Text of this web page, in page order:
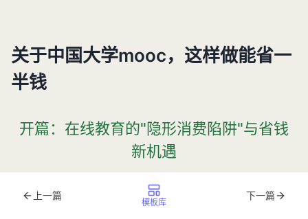
关于中国大学mooc，这样做能省一
半钱
开篇：在线教育的"隐形消费陷阱"与省钱
新机遇
2024 年在线教育用户年均学习成本超 5000 元，职业教育
课程单价普遍突破 1000 元/课时。大学生小李为备考计算
上一篇
模板库
下一篇